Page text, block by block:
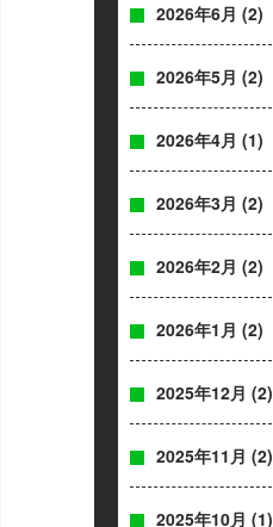
2026年6月 (2)
2026年5月 (2)
2026年4月 (1)
2026年3月 (2)
2026年2月 (2)
2026年1月 (2)
2025年12月 (2)
2025年11月 (2)
2025年10月 (1)